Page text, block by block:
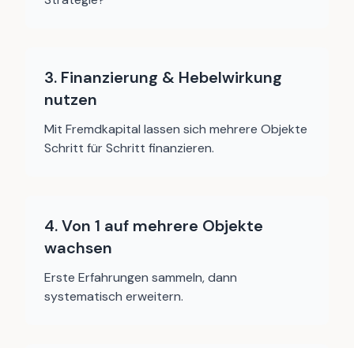
3. Finanzierung & Hebelwirkung
nutzen
Mit Fremdkapital lassen sich mehrere Objekte
Schritt für Schritt finanzieren.
4. Von 1 auf mehrere Objekte
wachsen
Erste Erfahrungen sammeln, dann
systematisch erweitern.